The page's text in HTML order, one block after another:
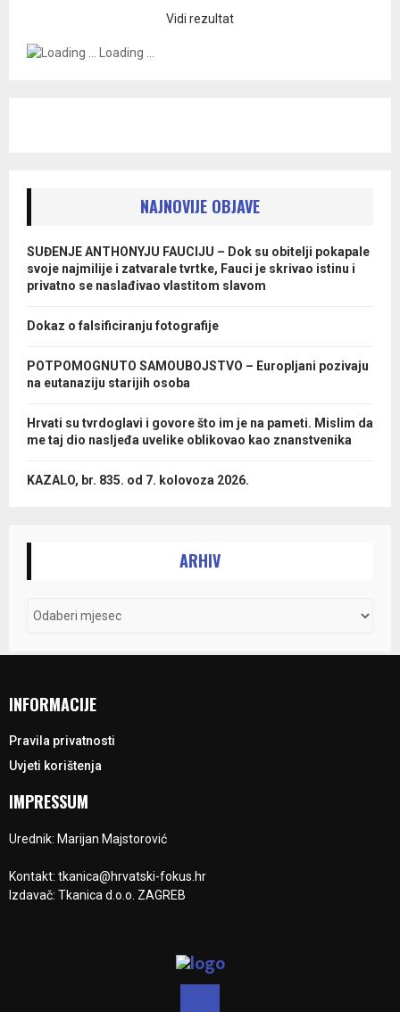
Vidi rezultat
Loading ...
NAJNOVIJE OBJAVE
SUĐENJE ANTHONYJU FAUCIJU – Dok su obitelji pokapale
svoje najmilije i zatvarale tvrtke, Fauci je skrivao istinu i
privatno se naslađivao vlastitom slavom
Dokaz o falsificiranju fotografije
POTPOMOGNUTO SAMOUBOJSTVO – Europljani pozivaju
na eutanaziju starijih osoba
Hrvati su tvrdoglavi i govore što im je na pameti. Mislim da
me taj dio nasljeđa uvelike oblikovao kao znanstvenika
KAZALO, br. 835. od 7. kolovoza 2026.
ARHIV
INFORMACIJE
Pravila privatnosti
Uvjeti korištenja
IMPRESSUM
Urednik: Marijan Majstorović
Kontakt: tkanica@hrvatski-fokus.hr
Izdavač: Tkanica d.o.o. ZAGREB